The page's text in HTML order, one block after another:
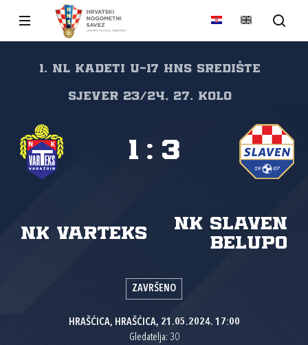
1. NL KADETI U-17 HNS SREDIŠTE
SJEVER 23/24, 27. kolo
NK Varteks
NK Slaven
Belupo
1 : 3
ZAVRŠENO
HRAŠĆICA, HRAŠĆICA, 21.05.2024. 17:00
Gledatelja: 30